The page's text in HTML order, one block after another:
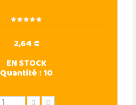
2,64 €
EN STOCK
Quantité :10